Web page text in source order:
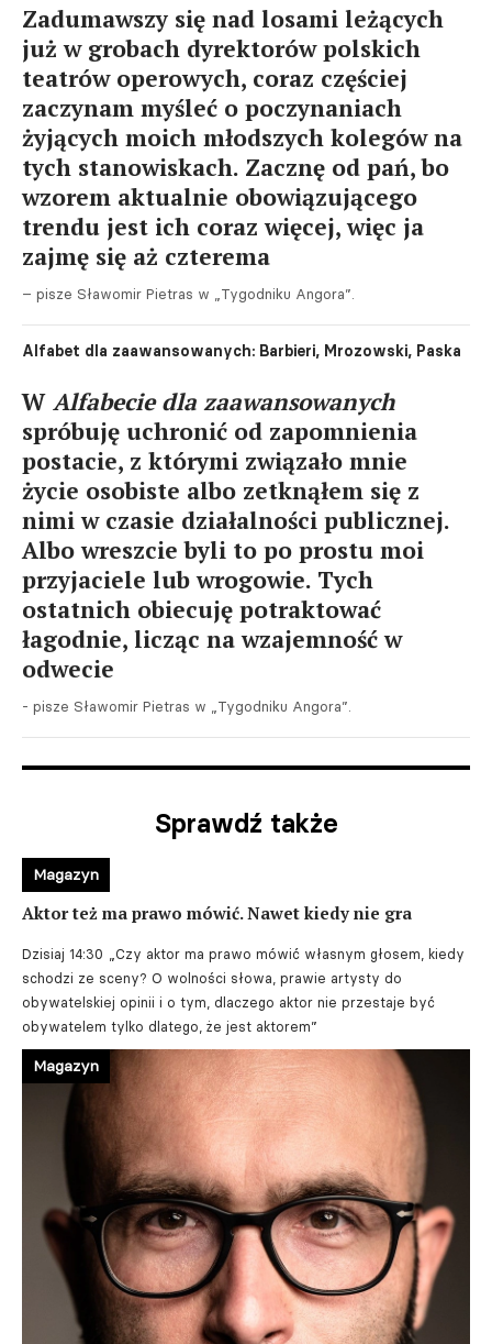
Zadumawszy się nad losami leżących
już w grobach dyrektorów polskich
teatrów operowych, coraz częściej
zaczynam myśleć o poczynaniach
żyjących moich młodszych kolegów na
tych stanowiskach. Zacznę od pań, bo
wzorem aktualnie obowiązującego
trendu jest ich coraz więcej, więc ja
zajmę się aż czterema
– pisze Sławomir Pietras w „Tygodniku Angora”.
Alfabet dla zaawansowanych: Barbieri, Mrozowski, Paska
W Alfabecie dla zaawansowanych
spróbuję uchronić od zapomnienia
postacie, z którymi związało mnie
życie osobiste albo zetknąłem się z
nimi w czasie działalności publicznej.
Albo wreszcie byli to po prostu moi
przyjaciele lub wrogowie. Tych
ostatnich obiecuję potraktować
łagodnie, licząc na wzajemność w
odwecie
- pisze Sławomir Pietras w „Tygodniku Angora”.
Sprawdź także
Aktor też ma prawo mówić. Nawet kiedy nie gra
Dzisiaj 14:30 „Czy aktor ma prawo mówić własnym głosem, kiedy
schodzi ze sceny? O wolności słowa, prawie artysty do
obywatelskiej opinii i o tym, dlaczego aktor nie przestaje być
obywatelem tylko dlatego, że jest aktorem”
Magazyn
Magazyn